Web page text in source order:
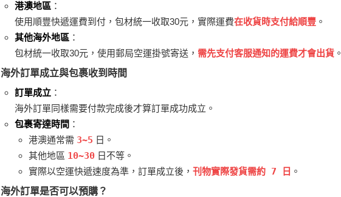
港澳地區 ：
使用順豐快遞運費到付，包材統一收取30元，實際運費在收貨時支付給順豐 。
其他海外地區 ：
包材統一收取30元，使用郵局空運掛號寄送， 需先支付客服通知的運費才會出貨 。
海外訂單成立與包裹收到時間
訂單成立 ：
海外訂單同樣需要付款完成後才算訂單成功成立。
包裹寄達時間 ：
港澳通常需 3~5 日。
其他地區 10~30 日不等。
實際以空運快遞速度為準，訂單成立後， 刊物實際發貨需約 7 日 。
海外訂單是否可以預購？